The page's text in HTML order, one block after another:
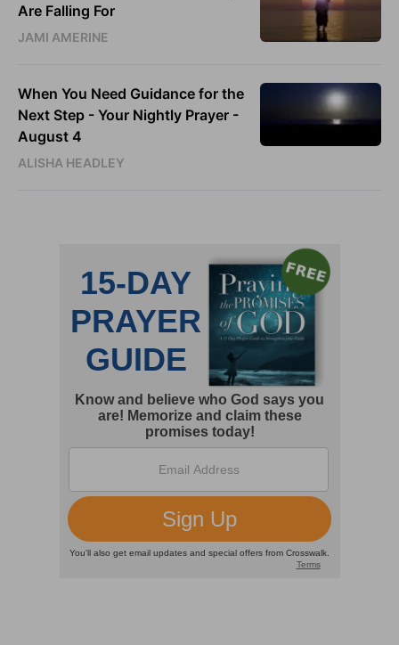
Are Falling For
JAMI AMERINE
When You Need Guidance for the
Next Step - Your Nightly Prayer -
August 4
ALISHA HEADLEY